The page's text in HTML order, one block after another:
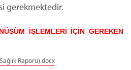
gerekmektedir.
İŞLEMLERİ İÇİN GEREKEN
Raporu).docx